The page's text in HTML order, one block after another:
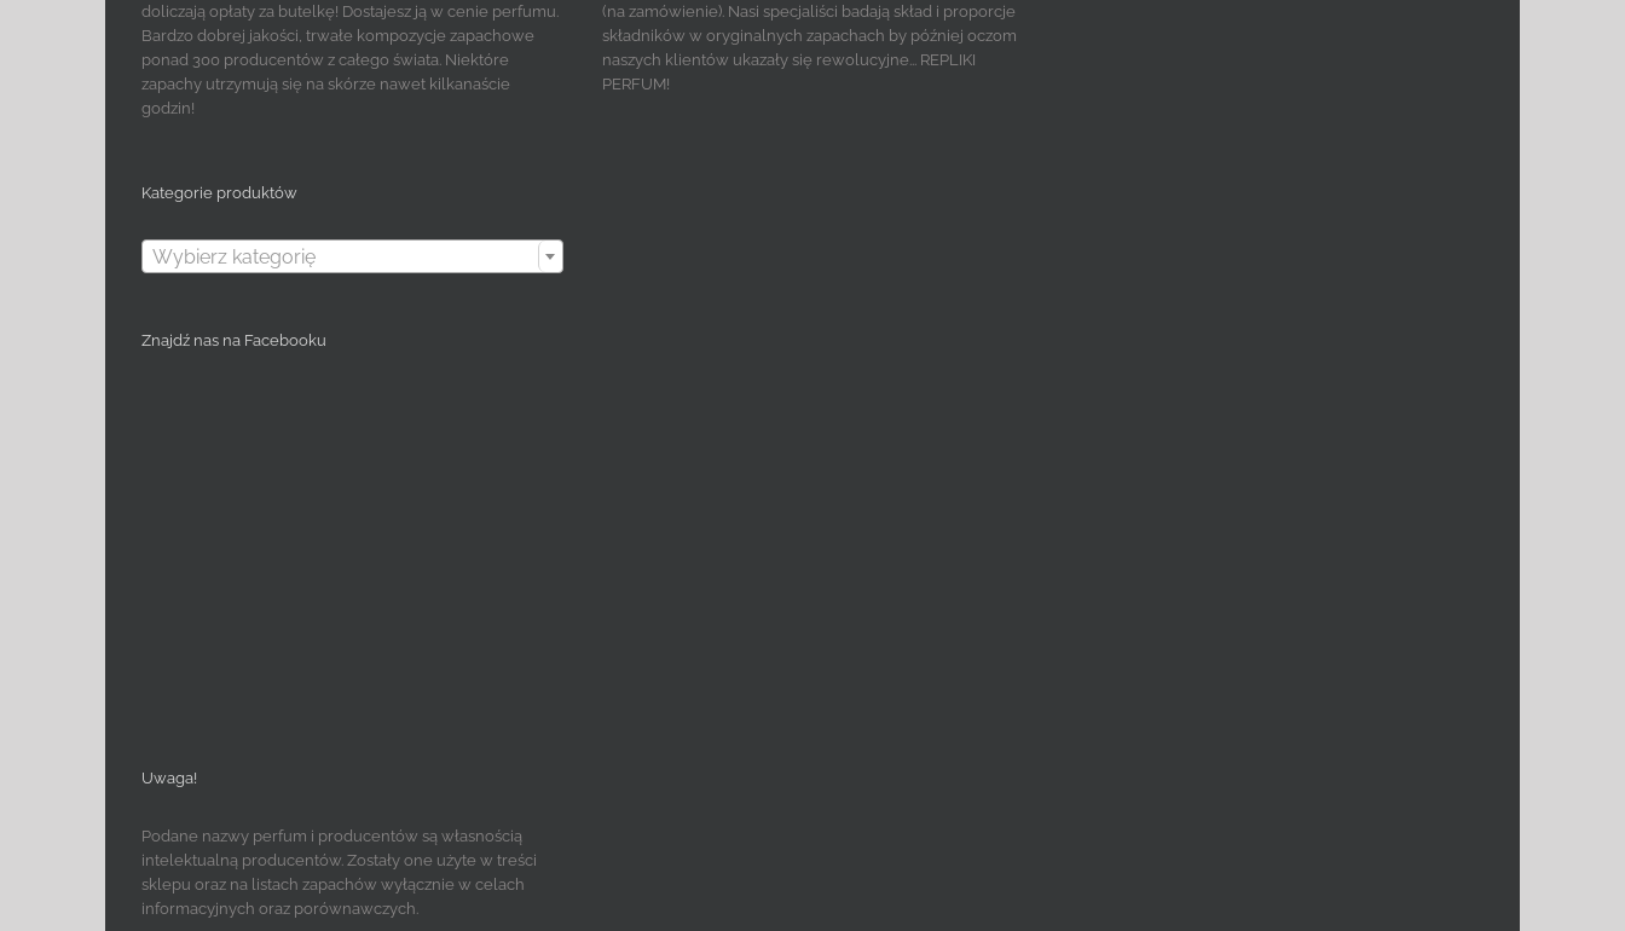
doliczają opłaty za butelkę! Dostajesz ją w cenie perfumu.
Bardzo dobrej jakości, trwałe kompozycje zapachowe
ponad 300 producentów z całego świata. Niektóre
zapachy utrzymują się na skórze nawet kilkanaście
godzin!
Kategorie produktów

Wybierz kategorię
Znajdź nas na Facebooku
Uwaga!
Podane nazwy perfum i producentów są własnością
intelektualną producentów. Zostały one użyte w treści
sklepu oraz na listach zapachów wyłącznie w celach
informacyjnych oraz porównawczych.
(na zamówienie). Nasi specjaliści badają skład i proporcje
składników w oryginalnych zapachach by później oczom
naszych klientów ukazały się rewolucyjne... REPLIKI
PERFUM!